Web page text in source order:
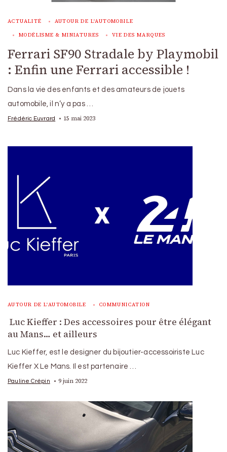
ACTUALITÉ AUTOUR DE L'AUTOMOBILE
MODÉLISME & MINIATURES VIE DES MARQUES
Ferrari SF90 Stradale by Playmobil
: Enfin une Ferrari accessible !
Dans la vie des enfants et des amateurs de jouets
automobile, il n’y a pas …
Frédéric Euvrard 15 mai 2023
AUTOUR DE L'AUTOMOBILE COMMUNICATION
Luc Kieffer : Des accessoires pour être élégant
au Mans… et ailleurs
Luc Kieffer, est le designer du bijoutier-accessoiriste Luc
Kieffer X Le Mans. Il est partenaire …
Pauline Crépin 9 juin 2022